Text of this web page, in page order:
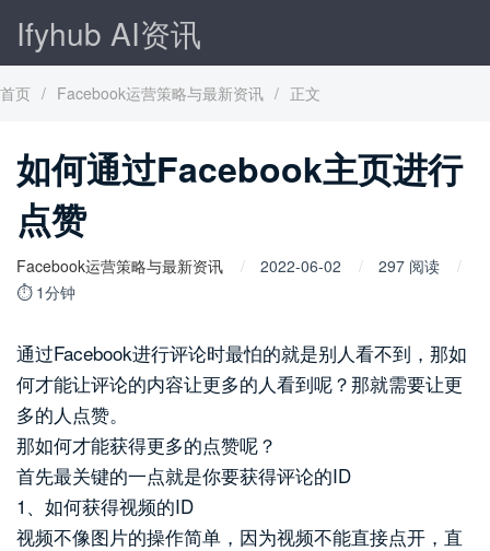
Ifyhub AI资讯
首页 / Facebook运营策略与最新资讯 / 正文
如何通过Facebook主页进行
点赞
Facebook运营策略与最新资讯 2022-06-02
297 阅读
⏱ 1分钟
通过Facebook进行评论时最怕的就是别人看不到，那如
何才能让评论的内容让更多的人看到呢？那就需要让更
多的人点赞。
那如何才能获得更多的点赞呢？
首先最关键的一点就是你要获得评论的ID
1、如何获得视频的ID
视频不像图片的操作简单，因为视频不能直接点开，直